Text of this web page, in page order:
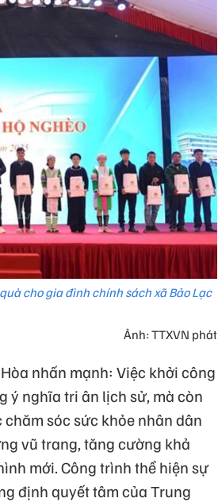
cho gia đình chính sách xã Bảo Lạc
Ảnh: TTXVN phát
nhấn mạnh: Việc khởi công
ý nghĩa tri ân lịch sử, mà còn
sóc sức khỏe nhân dân
vũ trang, tăng cường khả
mới. Công trình thể hiện sự
định quyết tâm của Trung